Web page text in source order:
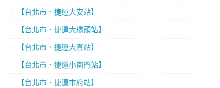
【台北市．捷運大安站】
【台北市．捷運大橋頭站】
【台北市．捷運大直站】
【台北市．捷運小南門站】
【台北市．捷運市府站】